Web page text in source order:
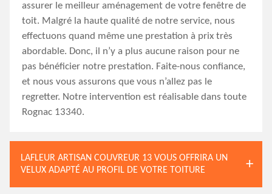
assurer le meilleur aménagement de votre fenêtre de
toit. Malgré la haute qualité de notre service, nous
effectuons quand même une prestation à prix très
abordable. Donc, il n’y a plus aucune raison pour ne
pas bénéficier notre prestation. Faite-nous confiance,
et nous vous assurons que vous n’allez pas le
regretter. Notre intervention est réalisable dans toute
Rognac 13340.
LAFLEUR ARTISAN COUVREUR 13 VOUS OFFRIRA UN
VELUX ADAPTÉ AU PROFIL DE VOTRE TOITURE